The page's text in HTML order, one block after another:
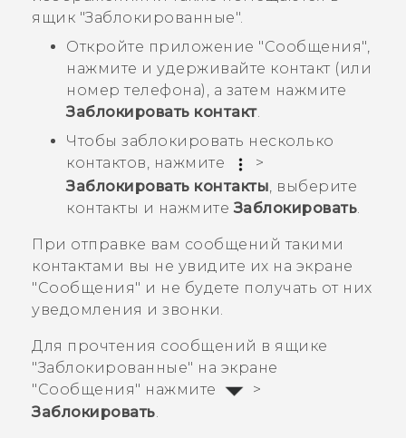
ящик "‍Заблокированные"‍.
Откройте приложение "‍Сообщения"‍,
нажмите и удерживайте контакт (или
номер телефона), а затем нажмите
Заблокировать контакт.
Чтобы заблокировать несколько
контактов, нажмите
>
Заблокировать контакты , выберите
контакты и нажмитеЗаблокировать
При отправке вам сообщений такими
контактами вы не увидите их на экране
"‍Сообщения"‍ и не будете получать от них
уведомления и звонки.
Для прочтения сообщений в ящике
"‍Заблокированные"‍ на экране
"‍Сообщения"‍ нажмите
>
Заблокировать.